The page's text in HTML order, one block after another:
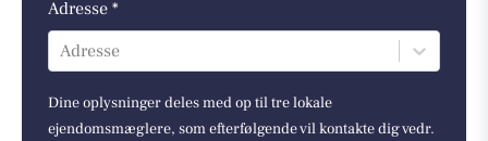
Adresse *
Adresse
Dine oplysninger deles med op til tre lokale
ejendomsmæglere, som efterfølgende vil kontakte dig vedr.